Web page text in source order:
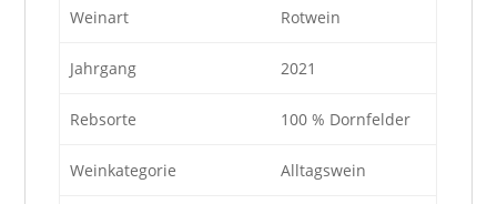
Weinart Rotwein
Jahrgang 2021
Rebsorte 100 % Dornfelder
Weinkategorie Alltagswein